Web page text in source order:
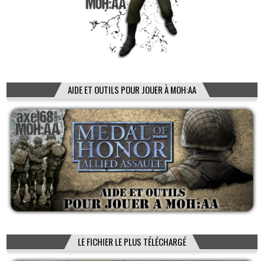
AIDE ET OUTILS POUR JOUER À MOH:AA
LE FICHIER LE PLUS TÉLÉCHARGÉ